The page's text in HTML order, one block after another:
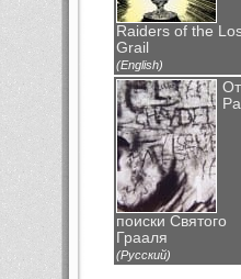
Raiders of the
Grail
(English)
поиски Святого
Грааля
(Русский)